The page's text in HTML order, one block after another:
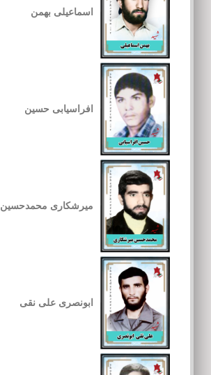
اسماعیلی بهمن
افراسیابی حسین
میرشکاری محمدحسین
ابونصری علی نقی